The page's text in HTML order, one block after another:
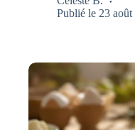
Publié le 23